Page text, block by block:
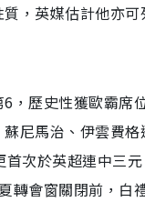
，英媒估計他亦
，歷史性獲歐霸
尼馬治、伊雲費
次於英超連中三
轉會窗關閉前，